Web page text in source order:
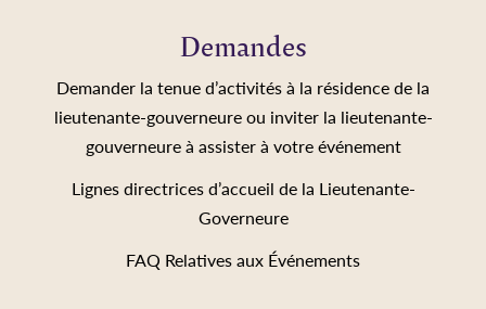
Demandes
Demander la tenue d’activités à la résidence de la
lieutenante-gouverneure ou inviter la lieutenante-
gouverneure à assister à votre événement
Lignes directrices d’accueil de la Lieutenante-
Governeure
FAQ Relatives aux Événements